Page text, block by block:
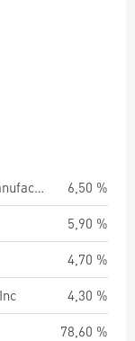
Taiwan Semiconductor Manufacturing
6,50 %
5,90 %
4,70 %
4,30 %
78,60 %